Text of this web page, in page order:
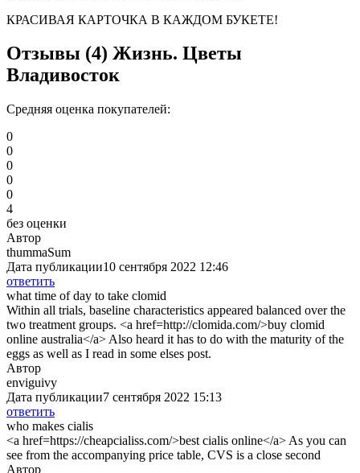
КРАСИВАЯ КАРТОЧКА В КАЖДОМ БУКЕТЕ!
Отзывы (4) Жизнь. Цветы
Владивосток
Средняя оценка покупателей:
0
0
0
0
0
4
без оценки
Автор
thummaSum
Дата публикации10 сентября 2022 12:46
ответить
what time of day to take clomid
Within all trials, baseline characteristics appeared balanced over the
two treatment groups. <a href=http://clomida.com/>buy clomid
online australia</a> Also heard it has to do with the maturity of the
eggs as well as I read in some elses post.
Автор
enviguivy
Дата публикации7 сентября 2022 15:13
ответить
who makes cialis
<a href=https://cheapcialiss.com/>best cialis online</a> As you can
see from the accompanying price table, CVS is a close second
Автор